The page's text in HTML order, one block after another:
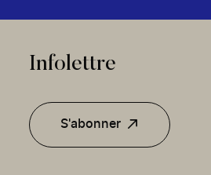
Infolettre
S'abonner